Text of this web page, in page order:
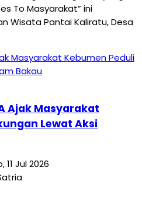
To Masyarakat” ini
Wisata Pantai Kaliratu, Desa
Ajak Masyarakat
Lewat Aksi
11 Jul 2026